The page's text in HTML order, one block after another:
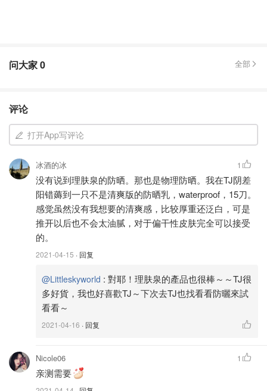
防曬乳最基本的要求，好推，不油膩，我個人使用後，覺得
真的很喜歡。
Zinc Oxide 5.82%。如果有備孕需求的女性，可以使用。
Farmacy Green Defense SPF30 Broad
Spectrum Mineral Sunscreen with Zinc Oxide,
Amazon
Biossance Squalane + Zinc Sheer Mineral Sunscreen
问大家0 全部
评论
打开App写评论
冰酒的冰
没有说到理肤泉的防晒。那也是物理防晒。我在TJ阴差
阳错薅到一只不是清爽版的防晒乳，waterproof，15刀。
感觉虽然没有我想要的清爽感，比较厚重还泛白，可是
推开以后也不会太油腻，对于偏干性皮肤完全可以接受
的。
2021-04-15 · 回复
1
@Littleskyworld : 對耶！理肤泉的產品也很棒～～TJ很
多好貨，我也好喜歡TJ～下次去TJ也找看看防曬來試
看看～
2021-04-16 · 回复
Nicole06
亲测需要
1